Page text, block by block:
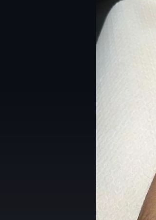
In altri
simbolo di
come
emblema